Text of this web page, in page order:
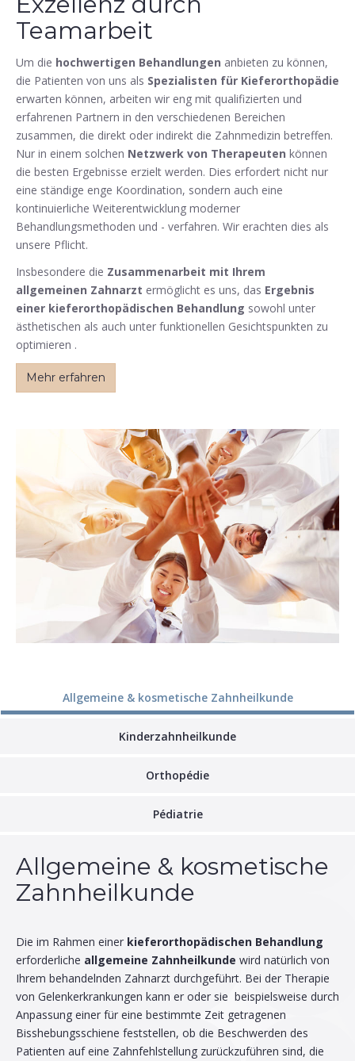
Teamarbeit
Um die hochwertigen Behandlungen anbieten zu können,
die Patienten von uns als Spezialisten für Kieferorthopädie
erwarten können, arbeiten wir eng mit qualifizierten und
erfahrenen Partnern in den verschiedenen Bereichen
zusammen, die direkt oder indirekt die Zahnmedizin betreffen.
Nur in einem solchen Netzwerk von Therapeuten können
die besten Ergebnisse erzielt werden. Dies erfordert nicht nur
eine ständige enge Koordination, sondern auch eine
kontinuierliche Weiterentwicklung moderner
Behandlungsmethoden und - verfahren. Wir erachten dies als
unsere Pflicht.
Insbesondere die Zusammenarbeit mit Ihrem
allgemeinen Zahnarzt ermöglicht es uns, das Ergebnis
einer kieferorthopädischen Behandlung sowohl unter
ästhetischen als auch unter funktionellen Gesichtspunkten zu
optimieren .
Mehr erfahren
Allgemeine & kosmetische Zahnheilkunde
Kinderzahnheilkunde
Orthopédie
Pédiatrie
Allgemeine & kosmetische
Zahnheilkunde
Die im Rahmen einer kieferorthopädischen Behandlung
erforderliche allgemeine Zahnheilkunde wird natürlich von
Ihrem behandelnden Zahnarzt durchgeführt. Bei der Therapie
von Gelenkerkrankungen kann er oder sie beispielsweise durch
Anpassung einer für eine bestimmte Zeit getragenen
Bisshebungsschiene feststellen, ob die Beschwerden des
Patienten auf eine Zahnfehlstellung zurückzuführen sind, die